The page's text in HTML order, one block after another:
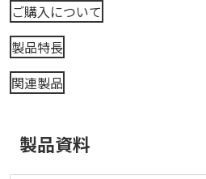
ご購入について
製品特長
関連製品
製品資料